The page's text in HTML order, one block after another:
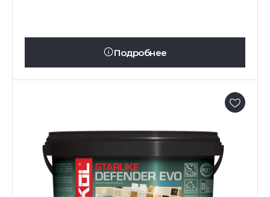
Подробнее